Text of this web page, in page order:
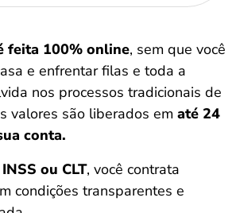
feita 100% online, sem que você
e enfrentar filas e toda a
nos processos tradicionais de
valores são liberados em até 24
conta.
ou CLT, você contrata
condições transparentes e